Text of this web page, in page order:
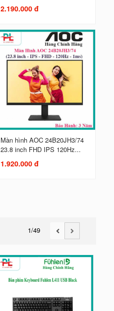
2.190.000 đ
Màn hình AOC 24B20JH3/74
23.8 inch FHD IPS 120Hz...
1.920.000 đ
1/49